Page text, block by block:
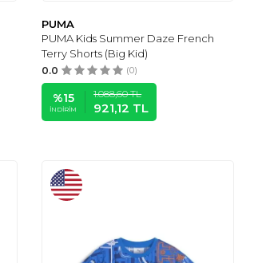
PUMA
PUMA Kids Summer Daze French
Terry Shorts (Big Kid)
0.0 (0)
%15
İNDIRIM
1.088,60TL
921,12 TL